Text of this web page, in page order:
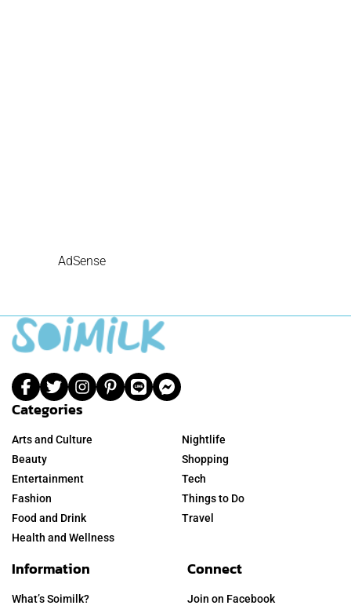
AdSense
Categories
Arts and Culture
Beauty
Entertainment
Fashion
Food and Drink
Health and Wellness
Nightlife
Shopping
Tech
Things to Do
Travel
Information
What’s Soimilk?
Connect
Join on Facebook